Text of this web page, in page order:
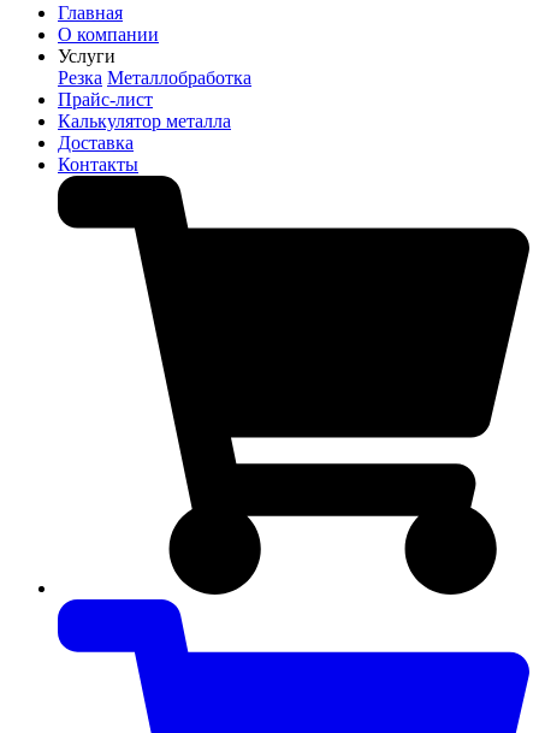
Главная
О компании
Услуги
Резка Металлобработка
Прайс-лист
Калькулятор металла
Доставка
Контакты